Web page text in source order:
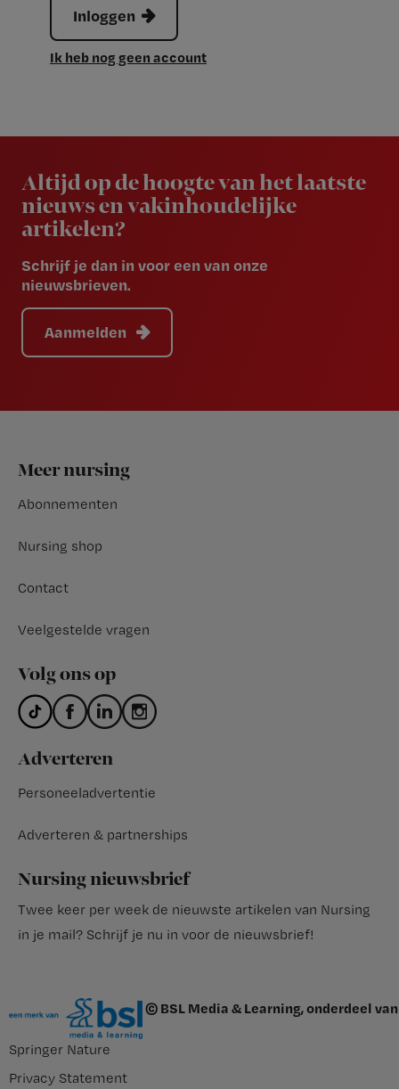
Inloggen
Ik heb nog geen account
Altijd op de hoogte van het laatste
nieuws en vakinhoudelijke
artikelen?
Schrijf je dan in voor een van onze
nieuwsbrieven.
Aanmelden
Footer
Meer nursing
Abonnementen
Nursing shop
Contact
Veelgestelde vragen
Volg ons op
Adverteren
Personeeladvertentie
Adverteren & partnerships
Nursing nieuwsbrief
Twee keer per week de nieuwste artikelen van Nursing
in je mail? Schrijf je nu in voor de nieuwsbrief!
© BSL Media & Learning, onderdeel van
Springer Nature
Privacy Statement